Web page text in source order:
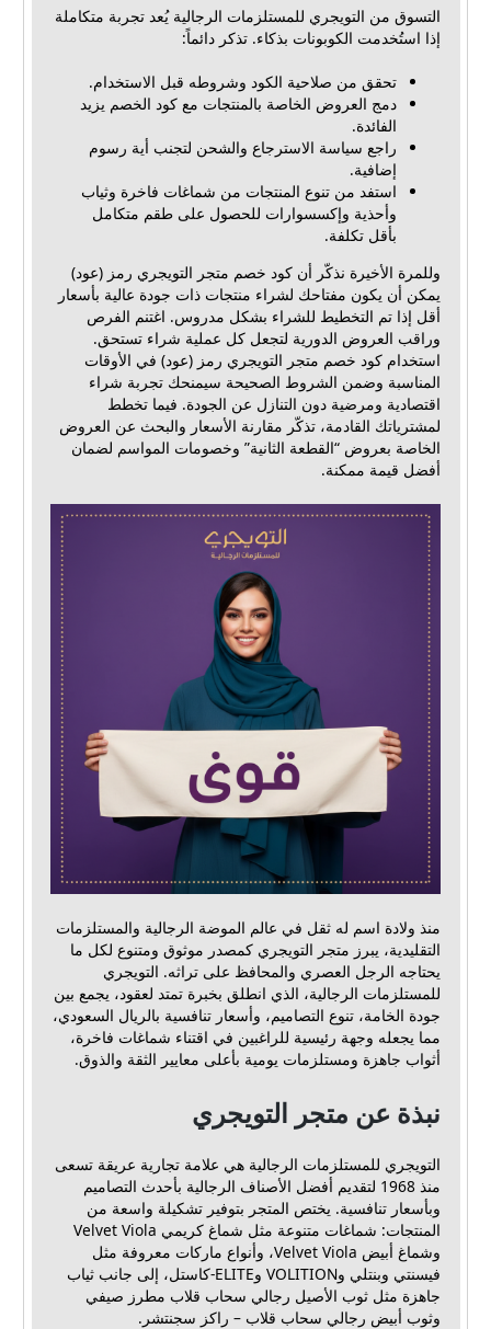
التسوق من التويجري للمستلزمات الرجالية يُعد تجربة متكاملة
إذا استُخدمت الكوبونات بذكاء. تذكر دائماً:
تحقق من صلاحية الكود وشروطه قبل الاستخدام.
دمج العروض الخاصة بالمنتجات مع كود الخصم يزيد
الفائدة.
راجع سياسة الاسترجاع والشحن لتجنب أية رسوم
إضافية.
استفد من تنوع المنتجات من شماغات فاخرة وثياب
وأحذية وإكسسوارات للحصول على طقم متكامل
بأقل تكلفة.
وللمرة الأخيرة نذكّر أن كود خصم متجر التويجري رمز (عود)
يمكن أن يكون مفتاحك لشراء منتجات ذات جودة عالية بأسعار
أقل إذا تم التخطيط للشراء بشكل مدروس. اغتنم الفرص
وراقب العروض الدورية لتجعل كل عملية شراء تستحق.
استخدام كود خصم متجر التويجري رمز (عود) في الأوقات
المناسبة وضمن الشروط الصحيحة سيمنحك تجربة شراء
اقتصادية ومرضية دون التنازل عن الجودة. فيما تخطط
لمشترياتك القادمة، تذكّر مقارنة الأسعار والبحث عن العروض
الخاصة بعروض “القطعة الثانية” وخصومات المواسم لضمان
أفضل قيمة ممكنة.
منذ ولادة اسم له ثقل في عالم الموضة الرجالية والمستلزمات
التقليدية، يبرز متجر التويجري كمصدر موثوق ومتنوع لكل ما
يحتاجه الرجل العصري والمحافظ على تراثه. التويجري
للمستلزمات الرجالية، الذي انطلق بخبرة تمتد لعقود، يجمع بين
جودة الخامة، تنوع التصاميم، وأسعار تنافسية بالريال السعودي،
مما يجعله وجهة رئيسية للراغبين في اقتناء شماغات فاخرة،
أثواب جاهزة ومستلزمات يومية بأعلى معايير الثقة والذوق.
نبذة عن متجر التويجري
التويجري للمستلزمات الرجالية هي علامة تجارية عريقة تسعى
منذ 1968 لتقديم أفضل الأصناف الرجالية بأحدث التصاميم
وبأسعار تنافسية. يختص المتجر بتوفير تشكيلة واسعة من
المنتجات: شماغات متنوعة مثل شماغ كريمي Velvet Viola
وشماغ أبيض Velvet Viola، وأنواع ماركات معروفة مثل
فيسنتي وبنتلي وVOLITION وELITE-كاستل، إلى جانب ثياب
جاهزة مثل ثوب الأصيل رجالي سحاب قلاب مطرز صيفي
وثوب أبيض رجالي سحاب قلاب – راكز سجنتشر.